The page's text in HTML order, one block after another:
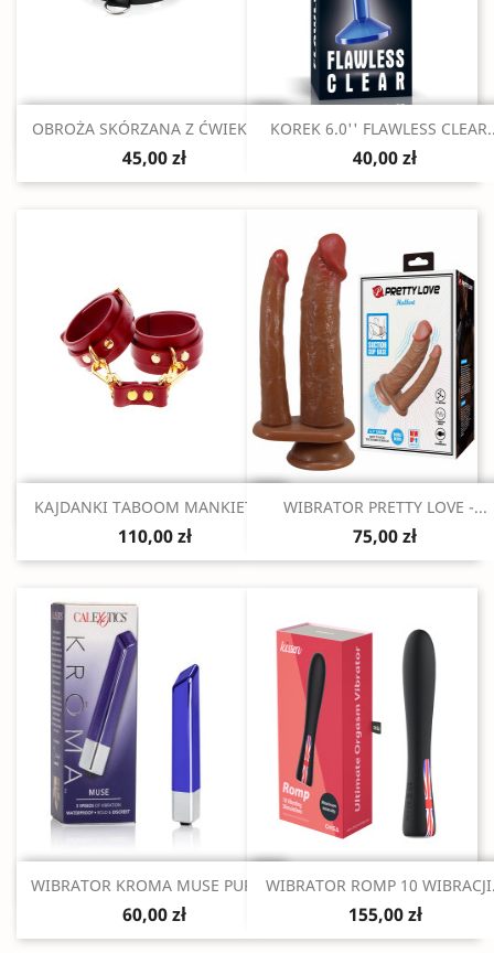
Szybki podgląd
OBROŻA SKÓRZANA Z ĆWIEKAMI
45,00 zł
Szybki podgląd
KOREK 6.0'' FLAWLESS
40,00 zł
Szybki podgląd
KAJDANKI TABOOM MANKIETY...
110,00 zł
Szybki podgląd
WIBRATOR PRETTY LOVE -...
75,00 zł
Szybki podgląd
WIBRATOR KROMA MUSE PURPLE
60,00 zł
Szybki podgląd
WIBRATOR ROMP 10
155,00 zł